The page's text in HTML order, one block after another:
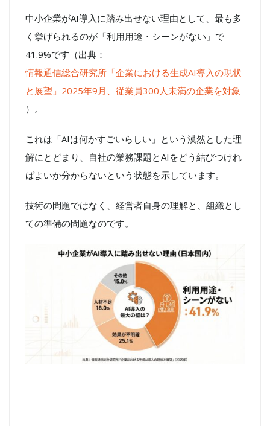
中小企業がAI導入に踏み出せない理由として、最も多
く挙げられるのが「利用用途・シーンがない」で
41.9%です（出典：
情報通信総合研究所「企業における生成AI導入の現状
と展望」2025年9月、従業員300人未満の企業を対象
）。
これは「AIは何かすごいらしい」という漠然とした理
解にとどまり、自社の業務課題とAIをどう結びつけれ
ばよいか分からないという状態を示しています。
技術の問題ではなく、経営者自身の理解と、組織とし
ての準備の問題なのです。